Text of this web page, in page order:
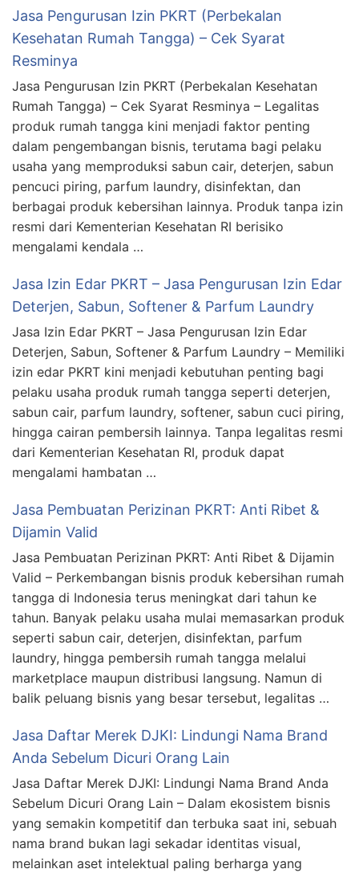
Jasa Pengurusan Izin PKRT (Perbekalan
Kesehatan Rumah Tangga) – Cek Syarat
Resminya
Jasa Pengurusan Izin PKRT (Perbekalan Kesehatan
Rumah Tangga) – Cek Syarat Resminya – Legalitas
produk rumah tangga kini menjadi faktor penting
dalam pengembangan bisnis, terutama bagi pelaku
usaha yang memproduksi sabun cair, deterjen, sabun
pencuci piring, parfum laundry, disinfektan, dan
berbagai produk kebersihan lainnya. Produk tanpa izin
resmi dari Kementerian Kesehatan RI berisiko
mengalami kendala …
Jasa Izin Edar PKRT – Jasa Pengurusan Izin Edar
Deterjen, Sabun, Softener & Parfum Laundry
Jasa Izin Edar PKRT – Jasa Pengurusan Izin Edar
Deterjen, Sabun, Softener & Parfum Laundry – Memiliki
izin edar PKRT kini menjadi kebutuhan penting bagi
pelaku usaha produk rumah tangga seperti deterjen,
sabun cair, parfum laundry, softener, sabun cuci piring,
hingga cairan pembersih lainnya. Tanpa legalitas resmi
dari Kementerian Kesehatan RI, produk dapat
mengalami hambatan …
Jasa Pembuatan Perizinan PKRT: Anti Ribet &
Dijamin Valid
Jasa Pembuatan Perizinan PKRT: Anti Ribet & Dijamin
Valid – Perkembangan bisnis produk kebersihan rumah
tangga di Indonesia terus meningkat dari tahun ke
tahun. Banyak pelaku usaha mulai memasarkan produk
seperti sabun cair, deterjen, disinfektan, parfum
laundry, hingga pembersih rumah tangga melalui
marketplace maupun distribusi langsung. Namun di
balik peluang bisnis yang besar tersebut, legalitas …
Jasa Daftar Merek DJKI: Lindungi Nama Brand
Anda Sebelum Dicuri Orang Lain
Jasa Daftar Merek DJKI: Lindungi Nama Brand Anda
Sebelum Dicuri Orang Lain – Dalam ekosistem bisnis
yang semakin kompetitif dan terbuka saat ini, sebuah
nama brand bukan lagi sekadar identitas visual,
melainkan aset intelektual paling berharga yang